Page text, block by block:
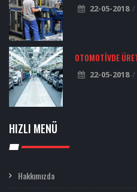
22-05-2018
OTOMOTIVDE
22-05-2018
HIZLI MENÜ
Hakkımızda